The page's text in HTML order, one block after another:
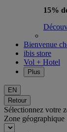
15%
Bienvenue
ibis store
Vol + Hotel
Plus
EN
Retour
Sélectionnez votre
Zone géographique